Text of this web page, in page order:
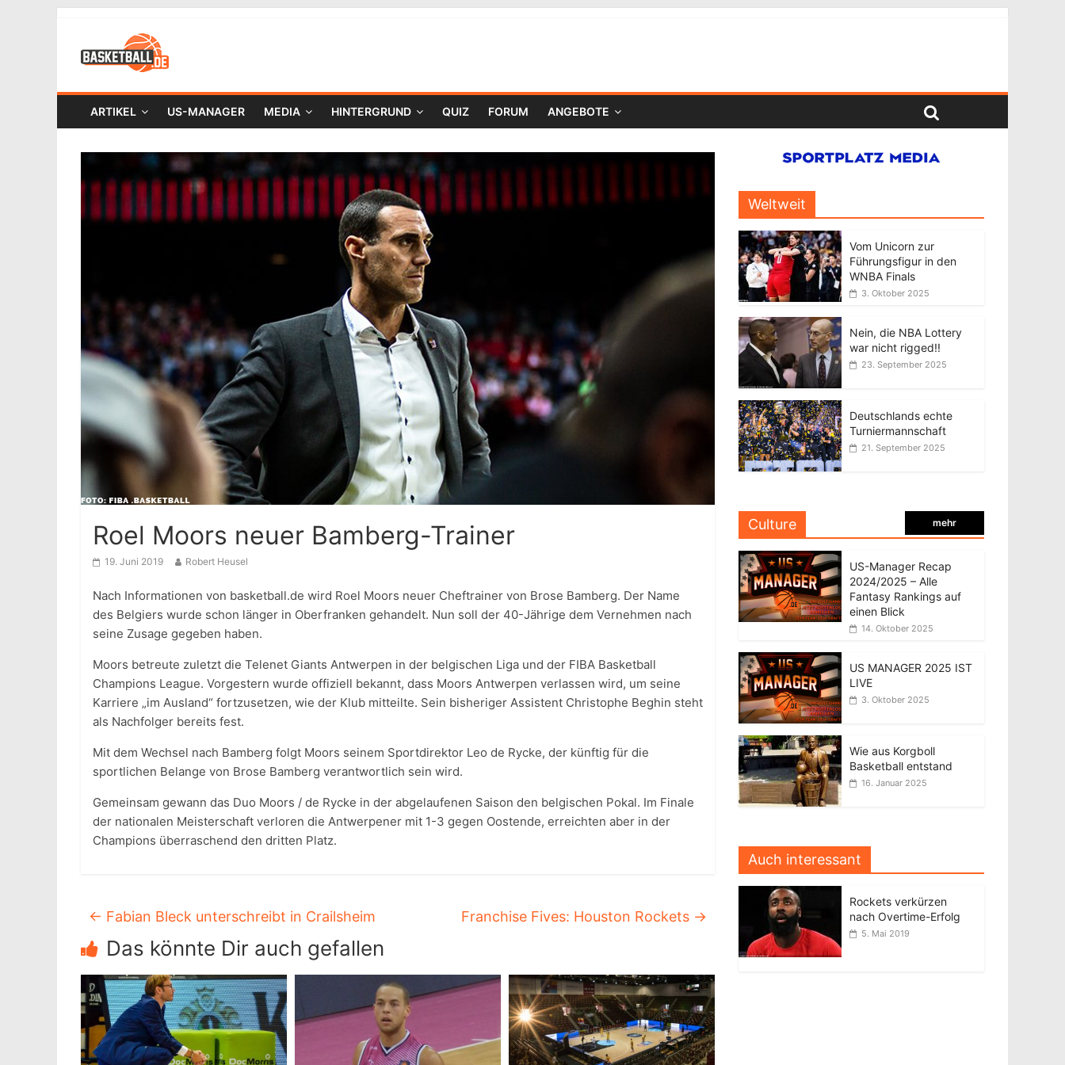
ARTIKEL US-MANAGER MEDIA HINTERGRUND QUIZ FORUM ANGEBOTE
Roel Moors neuer Bamberg-Trainer
19. Juni 2019 Robert Heusel
Nach Informationen von basketball.de wird Roel Moors neuer Cheftrainer von Brose Bamberg. Der Name
des Belgiers wurde schon länger in Oberfranken gehandelt. Nun soll der 40-Jährige dem Vernehmen nach
seine Zusage gegeben haben.
Moors betreute zuletzt die Telenet Giants Antwerpen in der belgischen Liga und der FIBA Basketball
Champions League. Vorgestern wurde offiziell bekannt, dass Moors Antwerpen verlassen wird, um seine
Karriere „im Ausland“ fortzusetzen, wie der Klub mitteilte. Sein bisheriger Assistent Christophe Beghin steht
als Nachfolger bereits fest.
Mit dem Wechsel nach Bamberg folgt Moors seinem Sportdirektor Leo de Rycke, der künftig für die
sportlichen Belange von Brose Bamberg verantwortlich sein wird.
Gemeinsam gewann das Duo Moors / de Rycke in der abgelaufenen Saison den belgischen Pokal. Im Finale
der nationalen Meisterschaft verloren die Antwerpener mit 1-3 gegen Oostende, erreichten aber in der
Champions überraschend den dritten Platz.
← Fabian Bleck unterschreibt in Crailsheim Franchise Fives: Houston Rockets →
Das könnte Dir auch gefallen
Weltweit
Vom Unicorn zur
Führungsfigur in den
WNBA Finals
3. Oktober 2025
Nein, die NBA Lottery
war nicht rigged!!
23. September 2025
Deutschlands echte
Turniermannschaft
21. September 2025
Culture mehr
US-Manager Recap
2024/2025 – Alle
Fantasy Rankings auf
einen Blick
14. Oktober 2025
US MANAGER 2025 IST
LIVE
3. Oktober 2025
Wie aus Korgboll
Basketball entstand
16. Januar 2025
Auch interessant
Rockets verkürzen
nach Overtime-Erfolg
5. Mai 2019